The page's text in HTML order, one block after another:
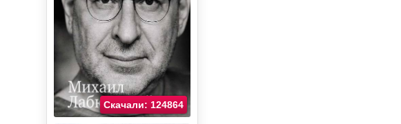
Скачали: 124864